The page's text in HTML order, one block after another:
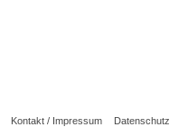
Kontakt / Impressum Datenschutz